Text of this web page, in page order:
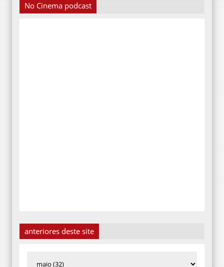
No Cinema podcast
anteriores deste site